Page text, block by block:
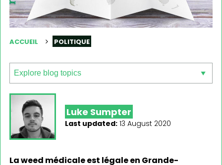
ACCUEIL POLITIQUE
Luke Sumpter
Last updated: 13 August 2020
La weed médicale est légale en Grande-